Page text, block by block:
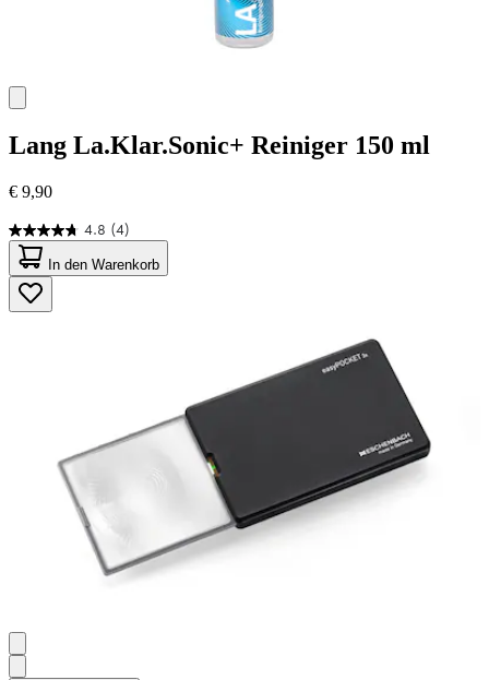
Lang La.Klar.Sonic+ Reiniger 150 ml
€ 9,90
4.8 (4)
4.8
von
5
Sternen.
4
In den Warenkorb